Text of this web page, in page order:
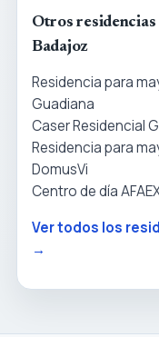
Otros residencias
Badajoz
Residencia para
Guadiana
Caser Residencial
Residencia para
DomusVi
Centro de día
Ver todos los
→